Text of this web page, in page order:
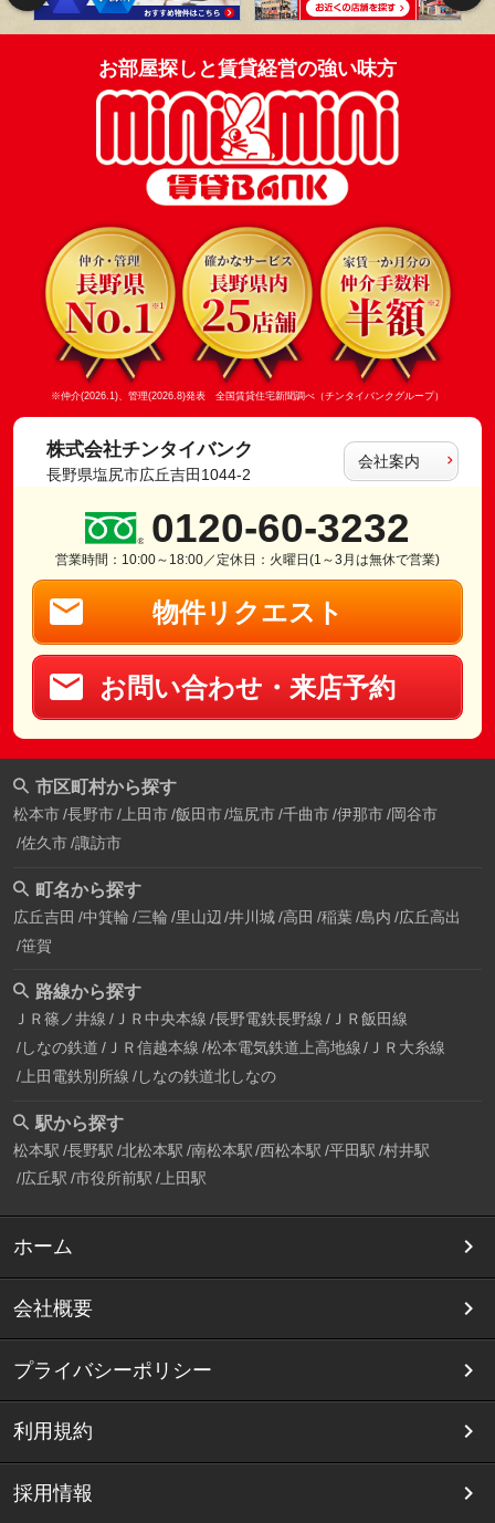
お部屋探しと賃貸経営の強い味方
※仲介(2026.1)、管理(2026.8)発表 全国賃貸住宅新聞調べ（チンタイバンクグループ）
株式会社チンタイバンク
長野県塩尻市広丘吉田1044-2
会社案内
0120-60-3232
営業時間：10:00～18:00／定休日：火曜日(1～3月は無休で営業)
物件リクエスト
お問い合わせ・来店予約
市区町村から探す
松本市 長野市 上田市 飯田市 塩尻市 千曲市 伊那市 岡谷市
佐久市 諏訪市
町名から探す
広丘吉田 中箕輪 三輪 里山辺 井川城 高田 稲葉 島内 広丘高出
笹賀
路線から探す
ＪＲ篠ノ井線 ＪＲ中央本線 長野電鉄長野線 ＪＲ飯田線
しなの鉄道 ＪＲ信越本線 松本電気鉄道上高地線
ＪＲ大糸線
上田電鉄別所線 しなの鉄道北しなの
駅から探す
松本駅 長野駅 北松本駅 南松本駅 西松本駅 平田駅 村井駅
広丘駅 市役所前駅 上田駅
ホーム
会社概要
プライバシーポリシー
利用規約
採用情報